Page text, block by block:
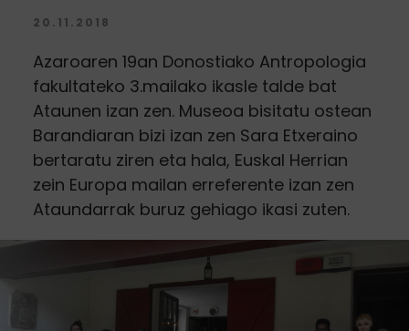
20.11.2018
Azaroaren 19an Donostiako Antropologia
fakultateko 3.mailako ikasle talde bat
Ataunen izan zen. Museoa bisitatu ostean
Barandiaran bizi izan zen Sara Etxeraino
bertaratu ziren eta hala, Euskal Herrian
zein Europa mailan erreferente izan zen
Ataundarrak buruz gehiago ikasi zuten.